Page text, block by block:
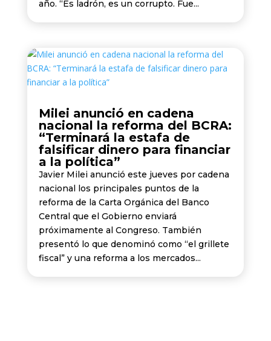
año. “Es ladrón, es un corrupto. Fue...
Milei anunció en cadena
nacional la reforma del BCRA:
“Terminará la estafa de
falsificar dinero para financiar
a la política”
Javier Milei anunció este jueves por cadena
nacional los principales puntos de la
reforma de la Carta Orgánica del Banco
Central que el Gobierno enviará
próximamente al Congreso. También
presentó lo que denominó como “el grillete
fiscal” y una reforma a los mercados...